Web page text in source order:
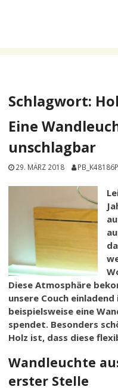
Schlagwort:
Eine
unschlagbar
29. MÄRZ 2018
Diese Atmosphäre
unsere Couch
beispielsweise eine
spendet. Besonders
Holz ist, dass diese
Wandleuchte
erster Stelle